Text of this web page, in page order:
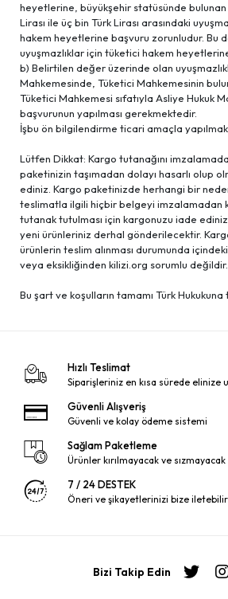
heyetlerine, büyükşehir statüsünde
Lirası ile üç bin Türk Lirası arasındaki
hakem heyetlerine başvuru zorunludur. Bu
uyuşmazlıklar için tüketici hakem
b) Belirtilen değer üzerinde olan
Mahkemesinde, Tüketici Mahkemesinin
Tüketici Mahkemesi sıfatıyla Asliye Hukuk
başvurunun yapılması gerekmektedir.
İşbu ön bilgilendirme ticari amaçla
Lütfen Dikkat: Kargo tutanağını
paketinizin taşımadan dolayı hasarlı olup
ediniz. Kargo paketinizde herhangi bir
teslimatla ilgili hiçbir belgeyi imzalamadan
tutanak tutulması için kargonuzu iade
yeni ürünleriniz derhal gönderilecektir.
ürünlerin teslim alınması durumunda
veya eksikliğinden kilizi.org sorumlu değildir.
Bu şart ve koşulların tamamı Türk Hukukuna
Hızlı Teslimat
Siparişleriniz en kısa sürede elinize
Güvenli Alışveriş
Güvenli ve kolay ödeme sistemi
Sağlam Paketleme
Ürünler kırılmayacak ve
7 / 24 DESTEK
Öneri ve şikayetlerinizi bize
Bizi Takip Edin